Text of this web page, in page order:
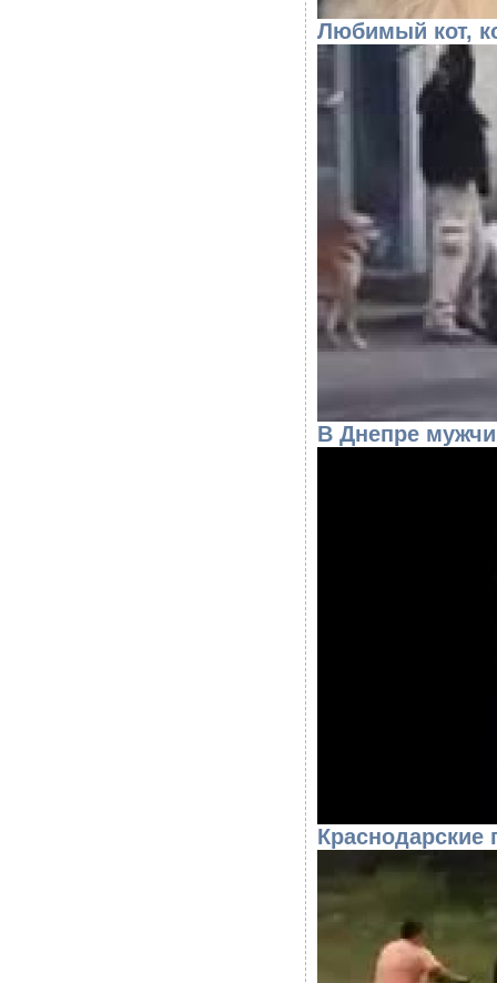
Любимый кот,
В Днепре
Краснодарские